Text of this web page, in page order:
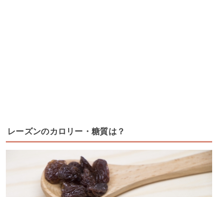
レーズンのカロリー・糖質は？